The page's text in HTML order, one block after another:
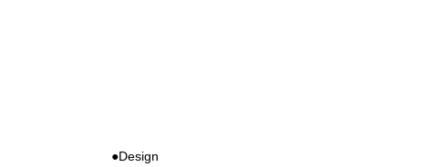
●Design